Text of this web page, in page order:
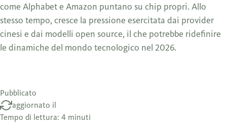
come Alphabet e Amazon puntano su chip propri. Allo
stesso tempo, cresce la pressione esercitata dai provider
cinesi e dai modelli open source, il che potrebbe ridefinire
le dinamiche del mondo tecnologico nel 2026.
Pubblicato
aggiornato il
Tempo di lettura: 4 minuti